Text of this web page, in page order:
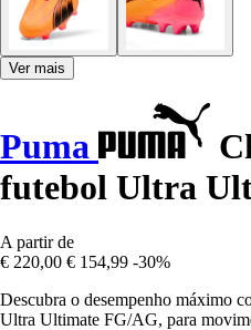
Ver mais
Puma
futebol Ultra
A partir de
€ 220,00 € 154,99 -30%
Descubra o desempenho máximo
Ultra Ultimate FG/AG, para